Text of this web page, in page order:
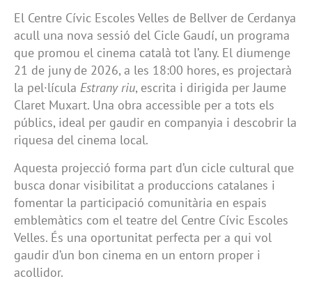
El Centre Cívic Escoles Velles de Bellver de Cerdanya
acull una nova sessió del Cicle Gaudí, un programa
que promou el cinema català tot l’any. El diumenge
21 de juny de 2026, a les 18:00 hores, es projectarà
la pel·lícula Estrany riu, escrita i dirigida per Jaume
Claret Muxart. Una obra accessible per a tots els
públics, ideal per gaudir en companyia i descobrir la
riquesa del cinema local.
Aquesta projecció forma part d’un cicle cultural que
busca donar visibilitat a produccions catalanes i
fomentar la participació comunitària en espais
emblemàtics com el teatre del Centre Cívic Escoles
Velles. És una oportunitat perfecta per a qui vol
gaudir d’un bon cinema en un entorn proper i
acollidor.